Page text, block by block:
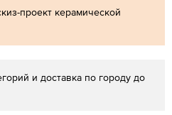
проект керамической
и доставка по городу до